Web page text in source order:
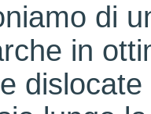
di
in